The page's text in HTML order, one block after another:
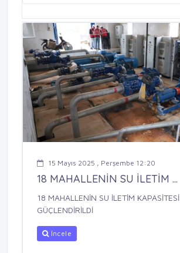
15 Mayıs 2025 , Perşembe 12:20
18 MAHALLENİN SU İLETİM ...
18 MAHALLENİN SU İLETİM KAPASİTESİ
GÜÇLENDİRİLDİ
İncele